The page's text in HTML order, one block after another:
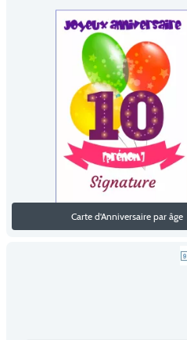
Carte d'Anniversaire par âge